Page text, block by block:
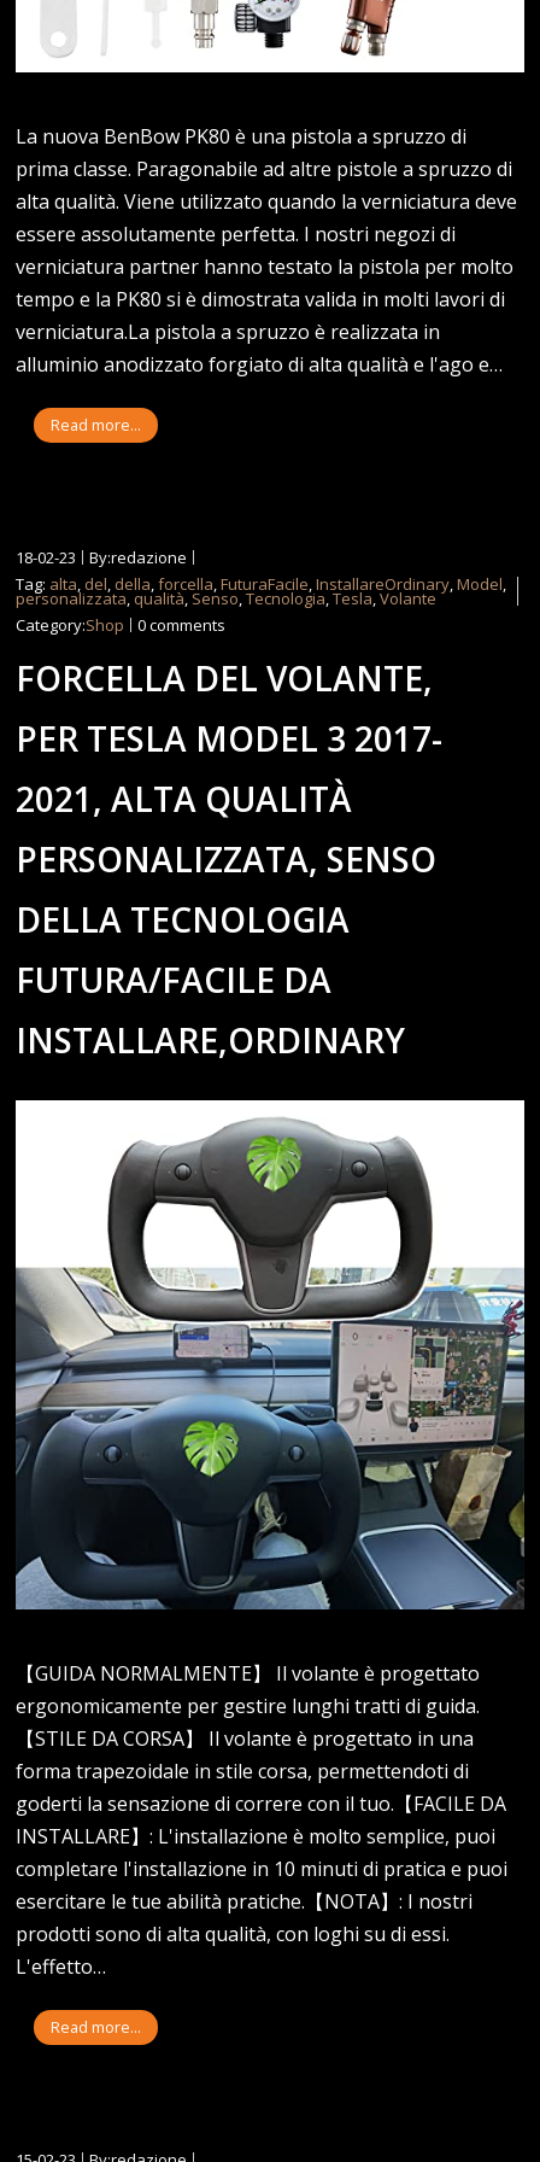
La nuova BenBow PK80 è una pistola a spruzzo di
prima classe. Paragonabile ad altre pistole a spruzzo di
alta qualità. Viene utilizzato quando la verniciatura deve
essere assolutamente perfetta. I nostri negozi di
verniciatura partner hanno testato la pistola per molto
tempo e la PK80 si è dimostrata valida in molti lavori di
verniciatura.La pistola a spruzzo è realizzata in
alluminio anodizzato forgiato di alta qualità e l'ago e…
Read more...
18-02-23
By:redazione
Tag: alta, del, della,forcella,FuturaFacile,InstallareOrdinary,Model,
personalizzata, qualità, Senso,Tecnologia,Tesla,Volante
Category:Shop 0 comments
FORCELLA DEL VOLANTE,
PER TESLA MODEL 3 2017-
2021, ALTA QUALITÀ
PERSONALIZZATA, SENSO
DELLA TECNOLOGIA
FUTURA/FACILE DA
INSTALLARE,ORDINARY
【GUIDA NORMALMENTE】 Il volante è progettato
ergonomicamente per gestire lunghi tratti di guida.
【STILE DA CORSA】 Il volante è progettato in una
forma trapezoidale in stile corsa, permettendoti di
goderti la sensazione di correre con il tuo.【FACILE DA
INSTALLARE】: L'installazione è molto semplice, puoi
completare l'installazione in 10 minuti di pratica e puoi
esercitare le tue abilità pratiche.【NOTA】: I nostri
prodotti sono di alta qualità, con loghi su di essi.
L'effetto…
Read more...